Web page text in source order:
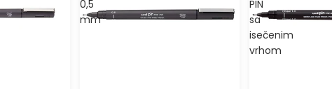
0,5
mm
PIN
sa
isečenim
vrhom